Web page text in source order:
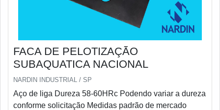
FACA DE PELOTIZAÇÃO
SUBAQUATICA NACIONAL
NARDIN INDUSTRIAL / SP
Aço de liga Dureza 58-60HRc Podendo variar a dureza
conforme solicitação Medidas padrão de mercado